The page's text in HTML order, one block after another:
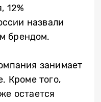
12%
назвали
брендом.
занимает
Кроме того,
остается